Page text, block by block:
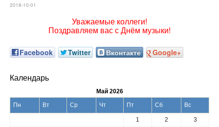
2018-10-01
Уважаемые коллеги!
Поздравляем вас с Днём музыки!
Facebook Twitter Вконтакте Google+
Календарь
Май 2026
Пн
Вт Ср Чт Пт Сб Вс
1 2
3